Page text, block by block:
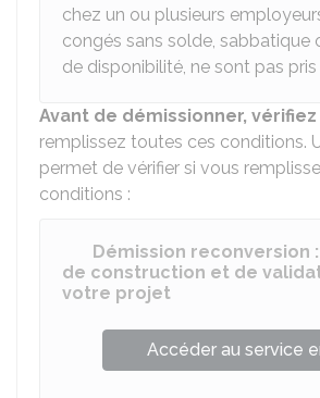
chez un ou plusieurs
congés sans solde, sabbatique
de disponibilité, ne sont pas
Avant de démissionner, vérifiez
remplissez toutes ces conditions.
permet de vérifier si vous
conditions :
Démission reconversion
de construction et de
votre projet
Accéder au service